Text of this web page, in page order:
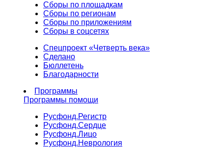
Сборы по площадкам
Сборы по регионам
Сборы по приложениям
Сборы в соцсетях
Спецпроект «Четверть века»
Сделано
Бюллетень
Благодарности
Программы
Программы помощи
Русфонд.Регистр
Русфонд.Сердце
Русфонд.Лицо
Русфонд.Неврология